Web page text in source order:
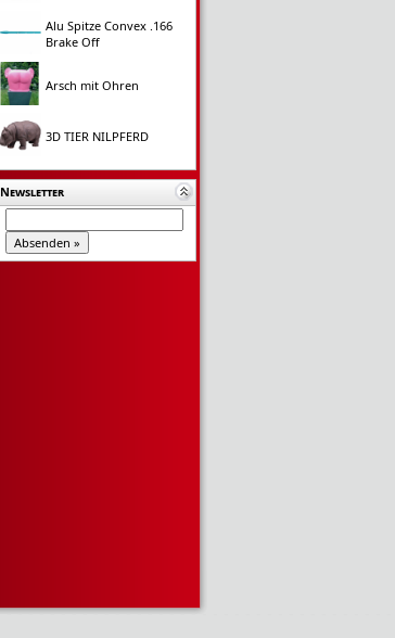
Alu Spitze Convex .166
Brake Off
Arsch mit Ohren
3D TIER NILPFERD
Newsletter